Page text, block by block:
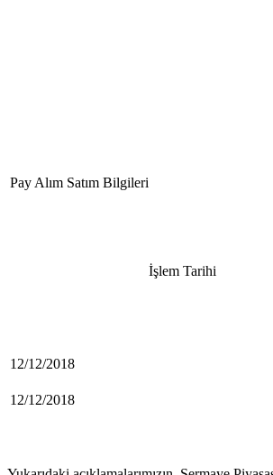
Pay Alım Satım Bilgileri
İşlem Tarihi
12/12/2018
12/12/2018